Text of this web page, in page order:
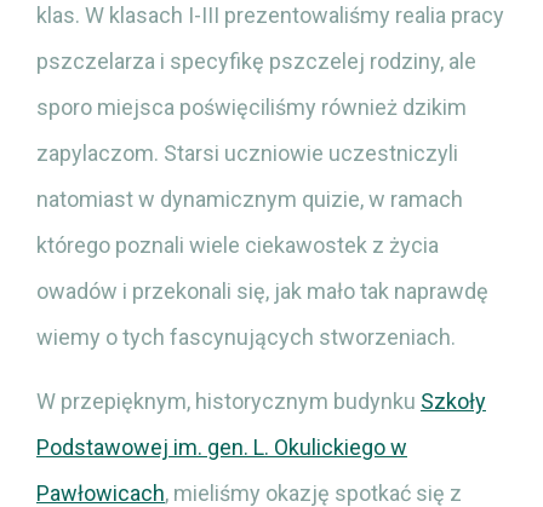
klas. W klasach I-III prezentowaliśmy realia pracy
pszczelarza i specyfikę pszczelej rodziny, ale
sporo miejsca poświęciliśmy również dzikim
zapylaczom. Starsi uczniowie uczestniczyli
natomiast w dynamicznym quizie, w ramach
którego poznali wiele ciekawostek z życia
owadów i przekonali się, jak mało tak naprawdę
wiemy o tych fascynujących stworzeniach.
W przepięknym, historycznym budynku Szkoły
Podstawowej im. gen. L. Okulickiego w
Pawłowicach, mieliśmy okazję spotkać się z